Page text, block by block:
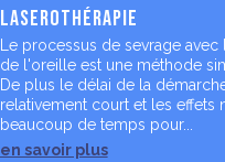
laserothérapie
Le processus de sevrage avec
de l'oreille est une méthode
De plus le délai de la
relativement court et les effets
beaucoup de temps pour...
en savoir plus